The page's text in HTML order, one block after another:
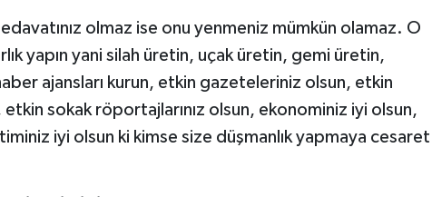
olmaz ise onu yenmeniz mümkün olamaz. O
yapın yani silah üretin, uçak üretin, gemi üretin,
ajansları kurun, etkin gazeteleriniz olsun, etkin
etkin sokak röportajlarınız olsun, ekonominiz iyi olsun,
iyi olsun ki kimse size düşmanlık yapmaya cesaret